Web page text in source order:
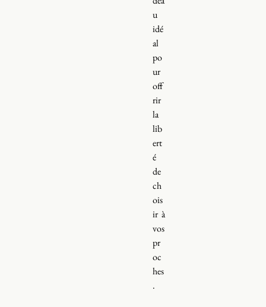
u
idé
al
po
ur
off
rir
la
lib
ert
é
de
ch
ois
ir à
vos
pr
oc
hes
.